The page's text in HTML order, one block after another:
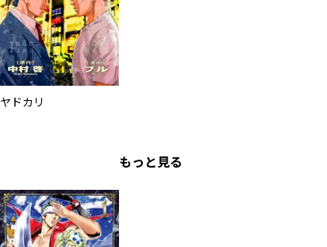
ヤドカリ
もっと見る